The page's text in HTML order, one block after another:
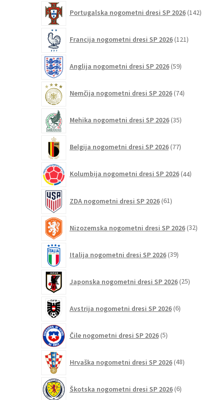
Portugalska nogometni dresi SP 2026 142
Francija nogometni dresi SP 2026 121izdelkov
Anglija nogometni dresi SP 2026 59izdelkov
Nemčija nogometni dresi SP 2026 74izdelkov
Mehika nogometni dresi SP 2026 35izdelkov
Belgija nogometni dresi SP 2026 77izdelkov
Kolumbija nogometni dresi SP 2026 44izdelkov
ZDA nogometni dresi SP 2026 61izdelkov
Nizozemska nogometni dresi SP 2026 32izdelkov
Italija nogometni dresi SP 2026 39izdelkov
Japonska nogometni dresi SP 2026 25izdelkov
Avstrija nogometni dresi SP 2026 6izdelkov
Čile nogometni dresi SP 2026 5izdelkov
Hrvaška nogometni dresi SP 2026 48izdelkov
Škotska nogometni dresi SP 2026 6izdelkov